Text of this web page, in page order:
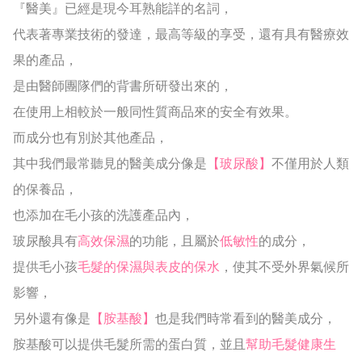
『醫美』已經是現今耳熟能詳的名詞，
代表著專業技術的發達，最高等級的享受，還有具有醫療效
果的產品，
是由醫師團隊們的背書所研發出來的，
在使用上相較於一般同性質商品來的安全有效果。
而成分也有別於其他產品，
其中我們最常聽見的醫美成分像是 【玻尿酸】 不僅用於人類
的保養品，
也添加在毛小孩的洗護產品內，
玻尿酸具有高效保濕的功能，且屬於低敏性的成分，
提供毛小孩毛髮的保濕與表皮的保水 ，使其不受外界氣候所
影響，
另外還有像是 【胺基酸】 也是我們時常看到的醫美成分，
胺基酸可以提供毛髮所需的蛋白質，並且 幫助毛髮健康生